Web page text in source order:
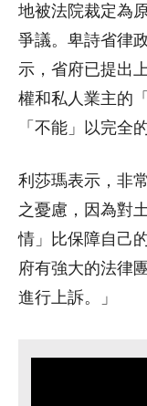
地被法院裁定為
爭議。卑詩省律
示，省府已提出
權和私人業主的
「不能」以完全
利莎瑪表示，非
之憂慮，因為對
情」比保障自己
府有強大的法律
進行上訴。」